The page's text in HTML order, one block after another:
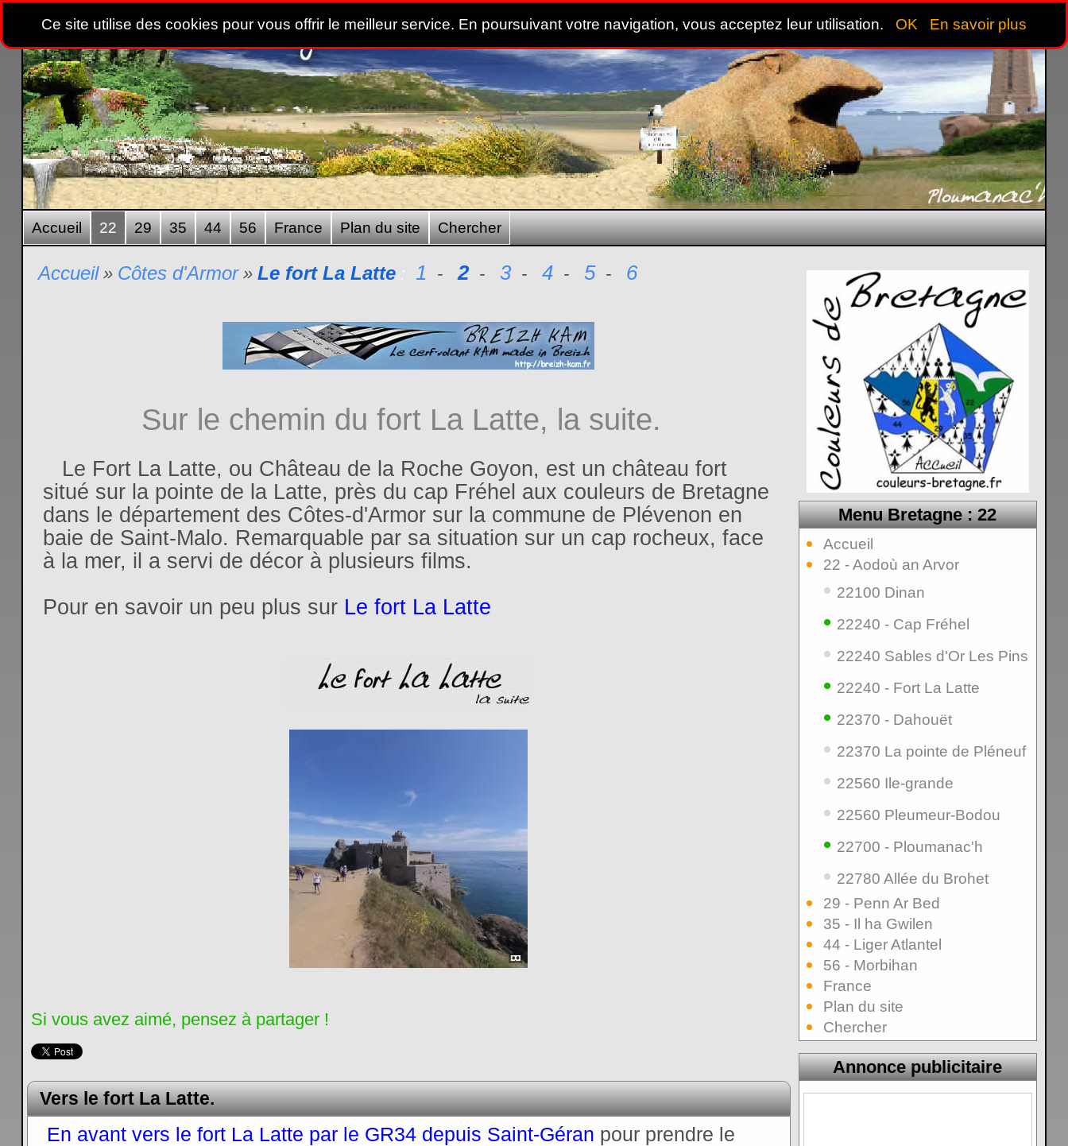
Accueil 22 29 35 44 56 France Plan du site Chercher
Accueil» Côtes d'Armor» Le fort La Latte : 1 - 2 - 3 - 4 - 5 - 6
Sur le chemin du fort La Latte, la suite.
Le Fort La Latte, ou Château de la Roche Goyon, est un château fort
situé sur la pointe de la Latte, près du cap Fréhel aux couleurs de Bretagne
dans le département des Côtes-d'Armor sur la commune de Plévenon en
baie de Saint-Malo. Remarquable par sa situation sur un cap rocheux, face
à la mer, il a servi de décor à plusieurs films.
Pour en savoir un peu plus sur Le fort La Latte
Si vous avez aimé, pensez à partager !
Vers le fort La Latte.
En avant vers le fort La Latte par le GR34 depuis Saint-Géran pour prendre le
Menu Bretagne : 22
Accueil
22 - Aodoù an Arvor
• 22100 Dinan
• 22240 - Cap Fréhel
• 22240 Sables d'Or Les Pins
• 22240 - Fort La Latte
• 22370 - Dahouët
• 22370 La pointe de Pléneuf
• 22560 Ile-grande
• 22560 Pleumeur-Bodou
• 22700 - Ploumanac'h
• 22780 Allée du Brohet
29 - Penn Ar Bed
35 - Il ha Gwilen
44 - Liger Atlantel
56 - Morbihan
France
Plan du site
Chercher
Annonce publicitaire
Ce site utilise des cookies pour vous offrir le meilleur service. En poursuivant votre navigation, vous acceptez leur utilisation. OK En savoir plus